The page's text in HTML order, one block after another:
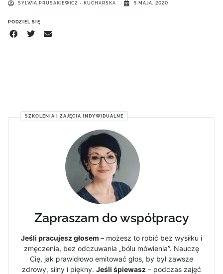
SYLWIA PRUSAKIEWICZ - KUCHARSKA
5 MAJA, 2020
PODZIEL SIĘ
Zapraszam do współpracy
Jeśli pracujesz głosem – możesz to robić bez wysiłku i
zmęczenia, bez odczuwania „bólu mówienia”. Nauczę
Cię, jak prawidłowo emitować głos, by był zawsze
zdrowy, silny i piękny. Jeśli śpiewasz – podczas zajęć
SZKOLENIA I ZAJĘCIA INDYWIDUALNE